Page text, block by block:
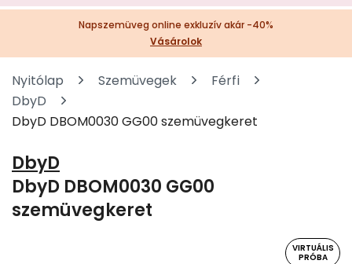
Napszemüveg online exkluzív akár -40%
Vásárolok
Nyitólap Szemüvegek
Férfi
DbyD
DbyD DBOM0030 GG00 szemüvegkeret
DbyD
DbyD DBOM0030 GG00
szemüvegkeret
VIRTUÁLIS
PRÓBA